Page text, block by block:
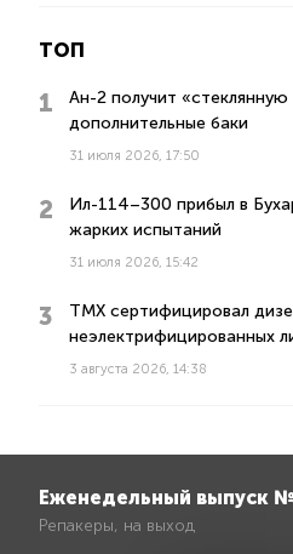
ТОП
Ан-2 получит «стеклянную
дополнительные баки
31 июля 2026, 17:50
Ил-114–300 прибыл в
жарких испытаний
31 июля 2026, 15:42
ТМХ сертифицировал
неэлектрифицированных
3 августа 2026, 14:38
Еженедельный выпуск
Репакеры, на выход